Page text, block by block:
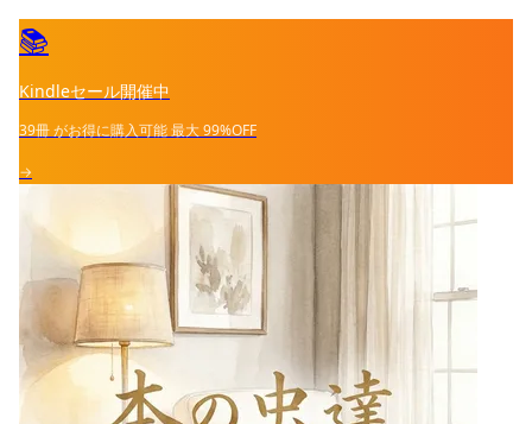
📚
Kindleセール開催中
39冊がお得に購入可能最大99%OFF
→